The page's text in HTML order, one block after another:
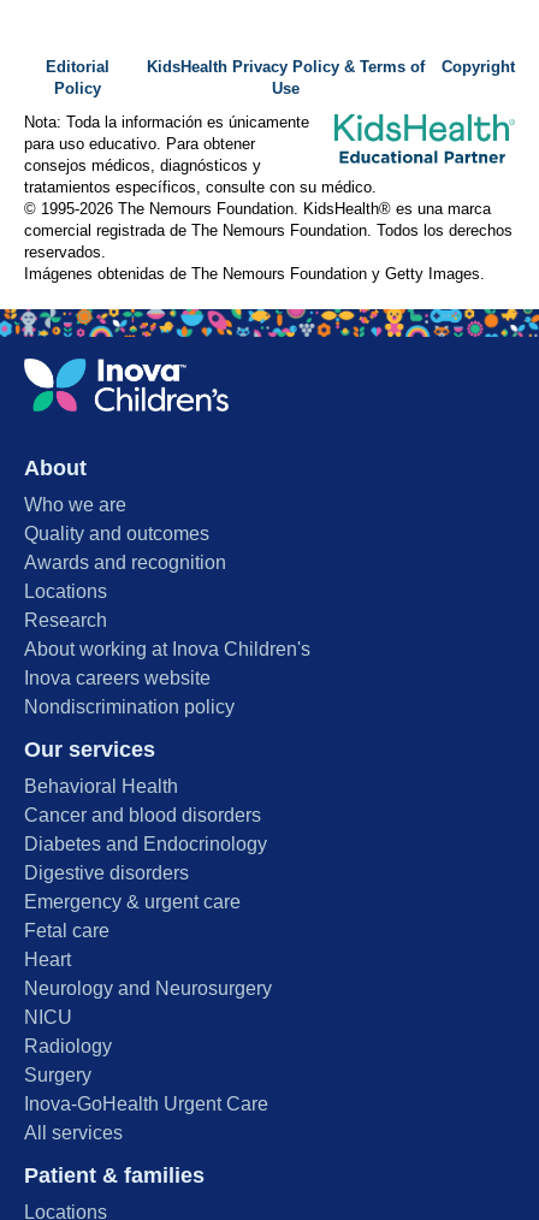
Editorial
Policy
KidsHealth Privacy Policy & Terms of
Use
Copyright
Nota: Toda la información es únicamente
para uso educativo. Para obtener
consejos médicos, diagnósticos y
tratamientos específicos, consulte con su médico.
© 1995-2026 The Nemours Foundation. KidsHealth® es una marca
comercial registrada de The Nemours Foundation. Todos los derechos
reservados.
Imágenes obtenidas de The Nemours Foundation y Getty Images.
About
Who we are
Quality and outcomes
Awards and recognition
Locations
Research
About working at Inova Children's
Inova careers website
Nondiscrimination policy
Our services
Behavioral Health
Cancer and blood disorders
Diabetes and Endocrinology
Digestive disorders
Emergency & urgent care
Fetal care
Heart
Neurology and Neurosurgery
NICU
Radiology
Surgery
Inova-GoHealth Urgent Care
All services
Patient & families
Locations